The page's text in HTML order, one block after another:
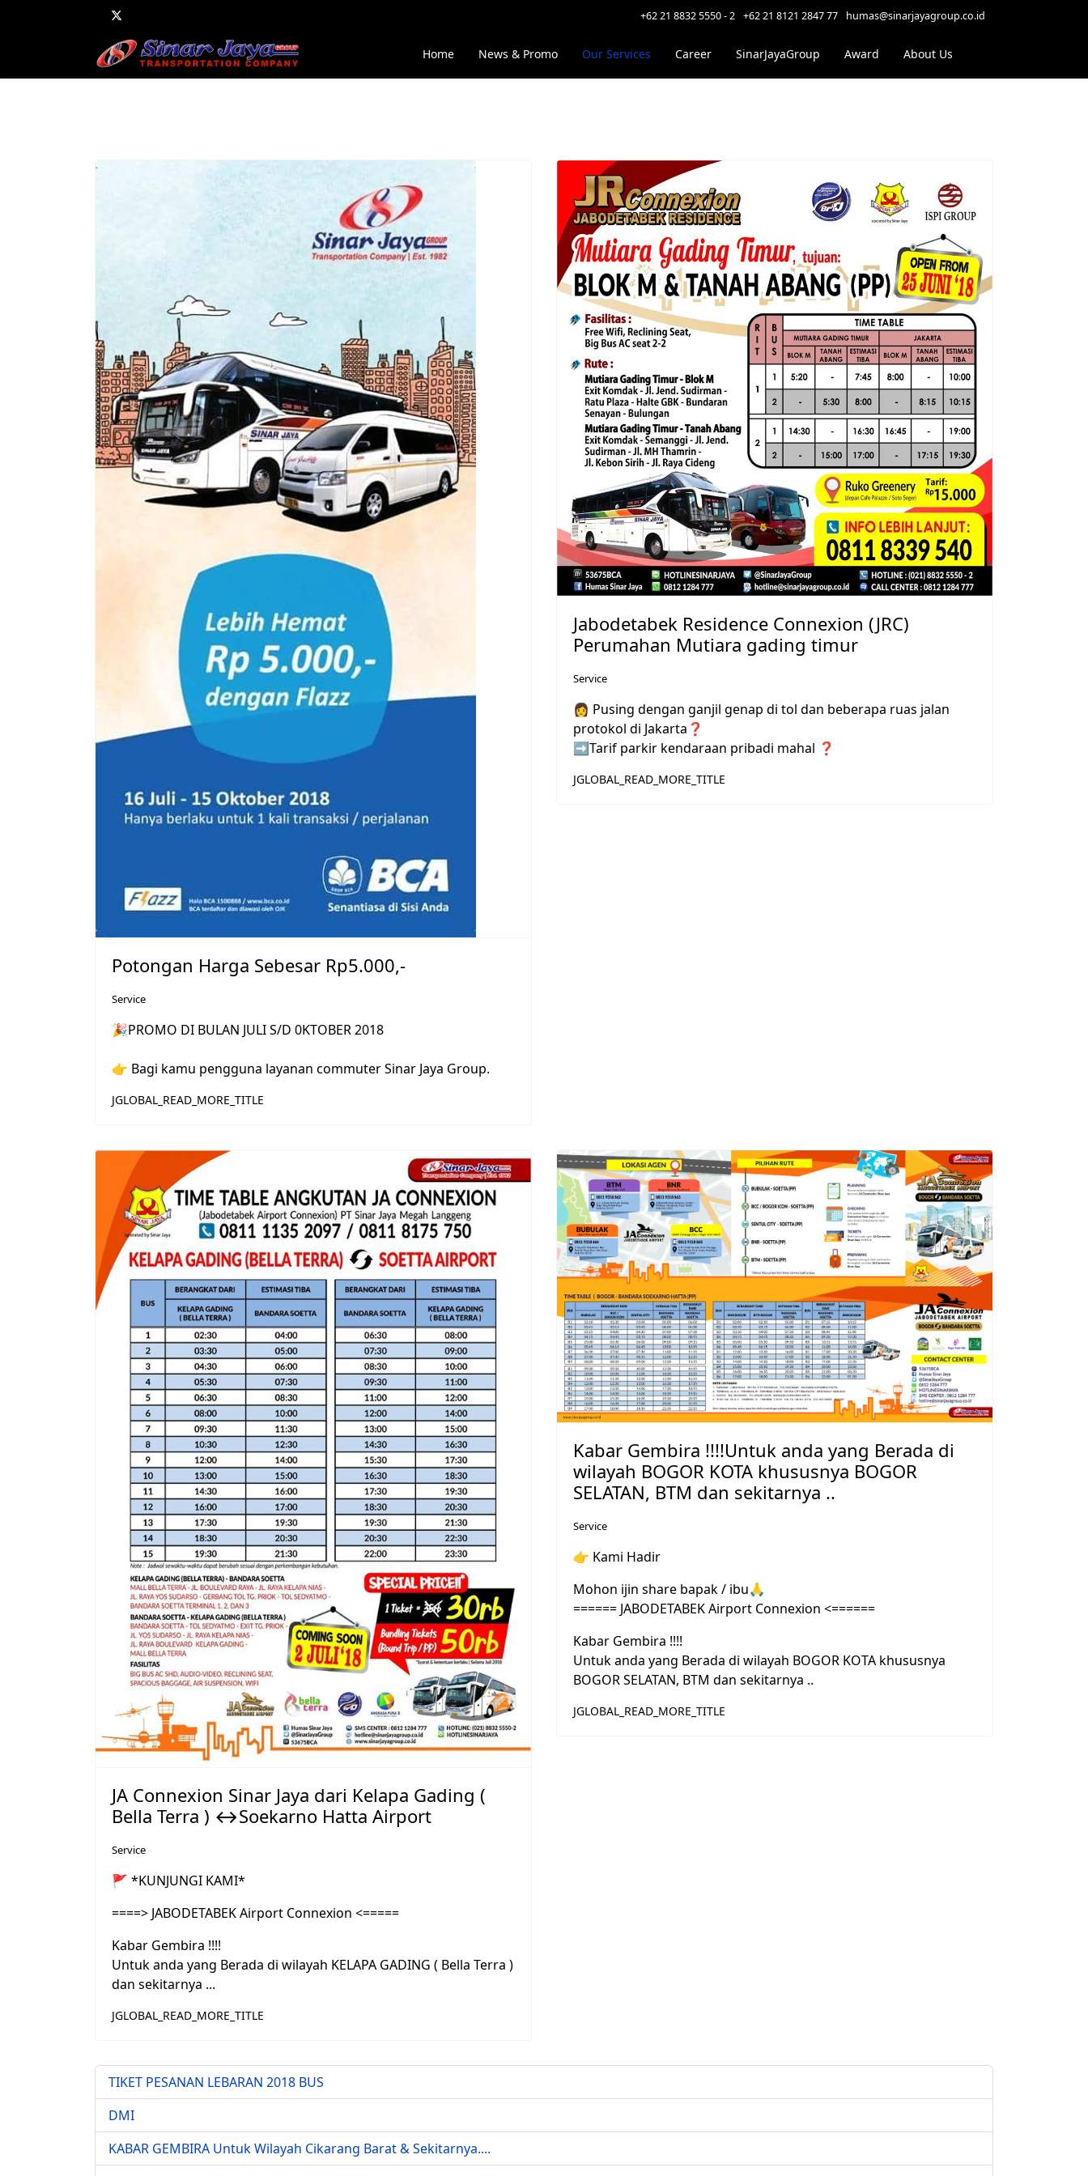
+62 21 8832 5550 - 2 +62 21 8121 2847 77 humas@sinarjayagroup.co.id
Home News & Promo Our Services Career SinarJayaGroup Award About Us
Potongan Harga Sebesar Rp5.000,-
Service
🎉PROMO DI BULAN JULI S/D 0KTOBER 2018
👉 Bagi kamu pengguna layanan commuter Sinar Jaya Group.
JGLOBAL_READ_MORE_TITLE
Jabodetabek Residence Connexion (JRC)
Perumahan Mutiara gading timur
Service
👩‍ Pusing dengan ganjil genap di tol dan beberapa ruas jalan
protokol di Jakarta ❓
➡Tarif parkir kendaraan pribadi mahal ❓
JGLOBAL_READ_MORE_TITLE
JA Connexion Sinar Jaya dari Kelapa Gading (
Bella Terra ) ↔Soekarno Hatta Airport
Service
🚩 *KUNJUNGI KAMI*
====> JABODETABEK Airport Connexion <=====
Kabar Gembira !!!!
Untuk anda yang Berada di wilayah KELAPA GADING ( Bella Terra )
dan sekitarnya ...
JGLOBAL_READ_MORE_TITLE
Kabar Gembira !!!!Untuk anda yang Berada di
wilayah BOGOR KOTA khususnya BOGOR
SELATAN, BTM dan sekitarnya ..
Service
👉 Kami Hadir
Mohon ijin share bapak / ibu🙏
====== JABODETABEK Airport Connexion <======
Kabar Gembira !!!!
Untuk anda yang Berada di wilayah BOGOR KOTA khususnya
BOGOR SELATAN, BTM dan sekitarnya ..
JGLOBAL_READ_MORE_TITLE
TIKET PESANAN LEBARAN 2018 BUS
DMI
KABAR GEMBIRA Untuk Wilayah Cikarang Barat & Sekitarnya....